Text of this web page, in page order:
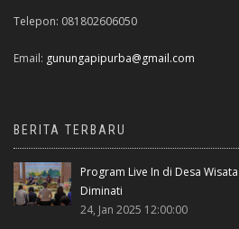
Telepon: 081802606050
Email: gunungapipurba@gmail.com
BERITA TERBARU
Program Live In di Desa
Diminati
24, Jan 2025 12:00:00